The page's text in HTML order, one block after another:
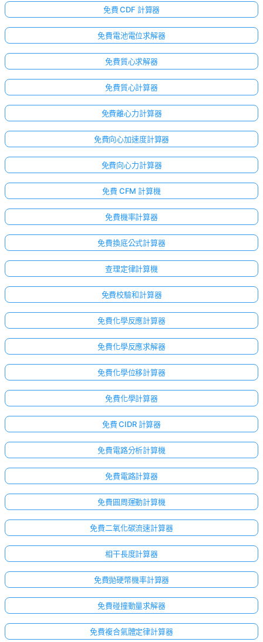
免費 CDF 計算器
免費電池電位求解器
免費質心求解器
免費質心計算器
免費離心力計算器
免費向心加速度計算器
免費向心力計算器
免費 CFM 計算機
免費機率計算器
免費換底公式計算器
查理定律計算機
免費校驗和計算器
免費化學反應計算器
免費化學反應求解器
免費化學位移計算器
免費化學計算器
免費 CIDR 計算器
免費電路分析計算機
免費電路計算器
免費圓周運動計算機
免費二氧化碳流速計算器
相干長度計算器
免費拋硬幣機率計算器
免費碰撞動量求解器
免費複合氣體定律計算器